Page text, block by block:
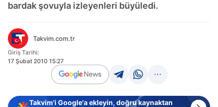
bardak şovuyla izleyenleri büyüledi.
Takvim.com.tr
Giriş Tarihi:
17 Şubat 2010 15:27
Takvim'i Google'a ekleyin, doğru kaynaktan